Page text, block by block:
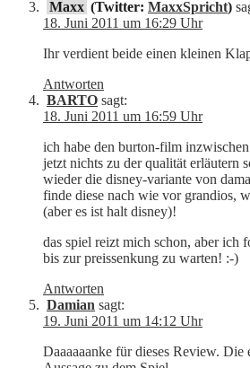
Maxx (Twitter: MaxxSpricht)
18. Juni 2011 um 16:29 Uhr
Ihr verdient beide einen kleinen
Antworten
BARTO sagt:
18. Juni 2011 um 16:59 Uhr
ich habe den burton-film
jetzt nichts zu der qualität erläutern
wieder die disney-variante von
finde diese nach wie vor grandios,
(aber es ist halt disney)!
das spiel reizt mich schon, aber ich
bis zur preissenkung zu warten! :-)
Antworten
Damian sagt:
19. Juni 2011 um 14:12 Uhr
Daaaaaanke für dieses Review. Die